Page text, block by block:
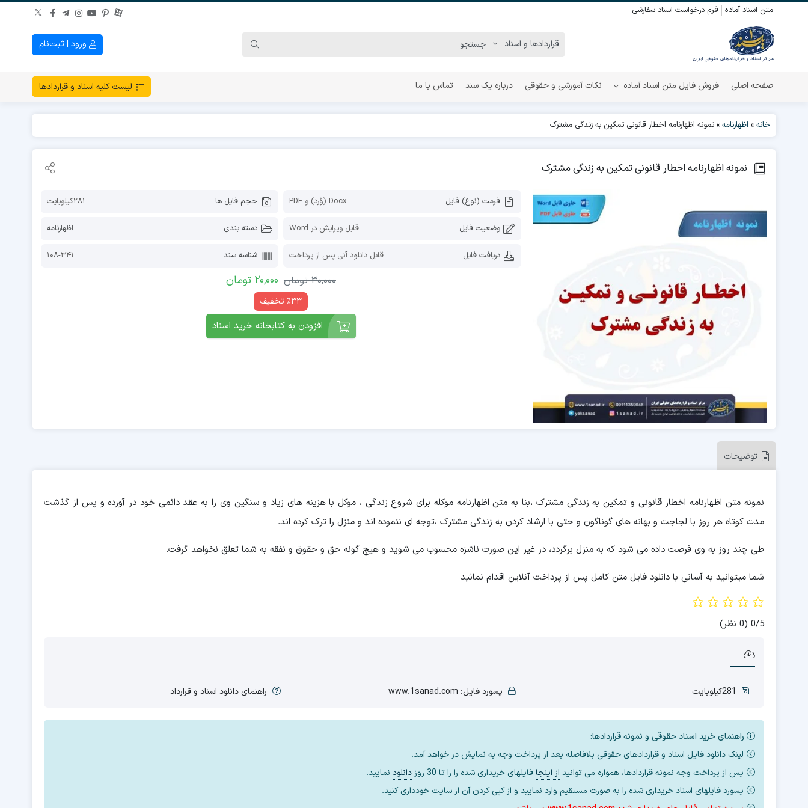
متن اسناد آماده فرم درخواست اسناد سفارشی
ورود | ثبت‌نام
صفحه اصلی فروش فایل متن اسناد آماده نکات آموزشی و حقوقی درباره یک سند تماس با ما لیست کلیه اسناد و قراردادها
خانه » اظهارنامه »نمونه اظهارنامه اخطار قانونی تمکین به زندگی مشترک
نمونه اظهارنامه اخطار قانونی تمکین به زندگی مشترک
فرمت (نوع) فایل Docx (وُرد) و PDF حجم فایل ها 281کیلوبایت
وضعیت فایل قابل ویرایش در Word دسته بندی اظهارنامه
دریافت فایل قابل دانلود آنی پس از پرداخت شناسه سند 108-341
30,000 تومان 20,000 تومان
٪33 تخفیف
افزودن به کتابخانه خرید اسناد
توضیحات
نمونه متن اظهارنامه اخطار قانونی و تمکین به زندگی مشترک ،بنا به متن اظهارنامه موکله برای شروع زندگی ، موکل با هزینه های زیاد و سنگین وی را به عقد دائمی خود در آورده و پس از گذشت
مدت کوتاه هر روز با لجاجت و بهانه های گوناگون و حتی با ارشاد کردن به زندگی مشترک ،توجه ای ننموده اند و منزل را ترک کرده اند.
طی چند روز به وی فرصت داده می شود که به منزل برگردد، در غیر این صورت ناشزه محسوب می شوید و هیچ گونه حق و حقوق و نفقه به شما تعلق نخواهد گرفت.
شما میتوانید به آسانی با دانلود فایل متن کامل پس از پرداخت آنلاین اقدام نمائید
‫0/5 ‫(0 نظر)
281کیلوبایت پسورد فایل: www.1sanad.com راهنمای دانلود اسناد و قرارداد
راهنمای خرید اسناد حقوقی و نمونه قراردادها:
لینک دانلود فایل اسناد و قراردادهای حقوقی بلافاصله بعد از پرداخت وجه به نمایش در خواهد آمد.
پس از پرداخت وجه نمونه قراردادها، همواره می توانید از اینجافایلهای خریداری شده را را تا 30 روز دانلود نمایید.
پسورد فایلهای اسناد خریداری شده را به صورت مستقیم وارد نمایید و از کپی کردن آن از سایت خودداری کنید.